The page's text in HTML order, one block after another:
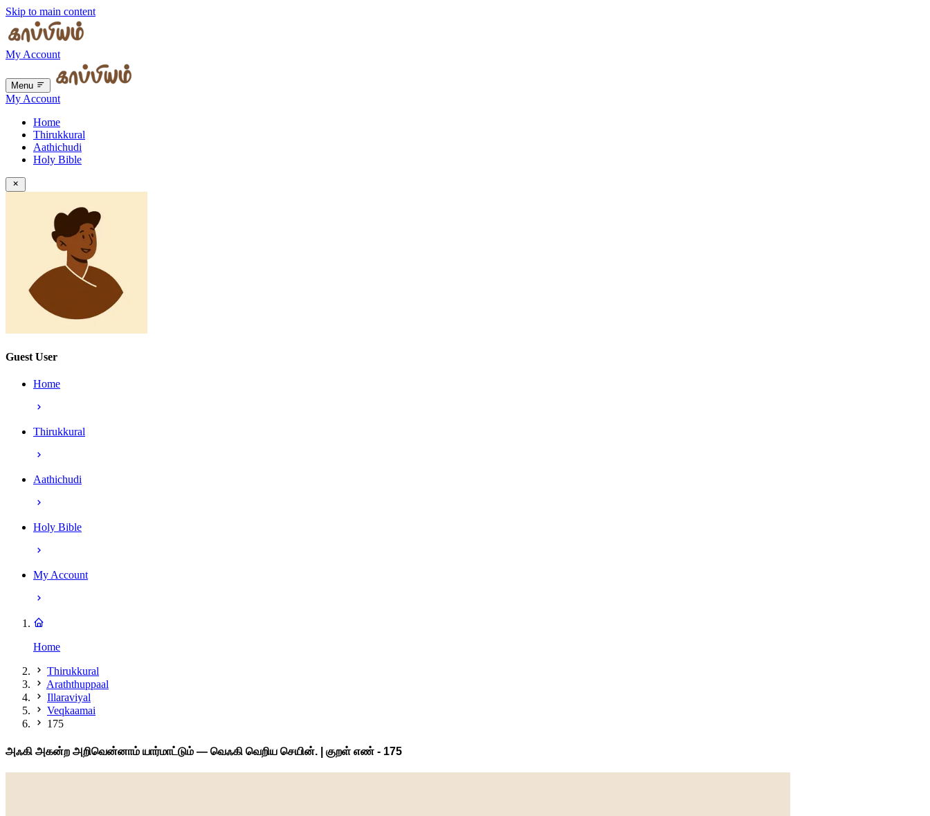
Skip to main content
My Account
Menu
My Account
Home
Thirukkural
Aathichudi
Holy Bible
Guest User
Home
Thirukkural
Aathichudi
Holy Bible
My Account
Home
Thirukkural
Araththuppaal
Illaraviyal
Veqkaamai
175
அஃகி அகன்ற அறிவென்னாம் யார்மாட்டும் — வெஃகி வெறிய செயின். | குறள் எண் - 175